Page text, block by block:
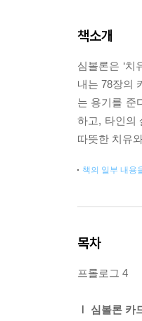
책소개
심볼론은 ‘
내는 78장의
는 용기를 준
하고, 타인의
따뜻한 치유
책의 일부 내용
목차
프롤로그 4
Ⅰ 심볼론 카